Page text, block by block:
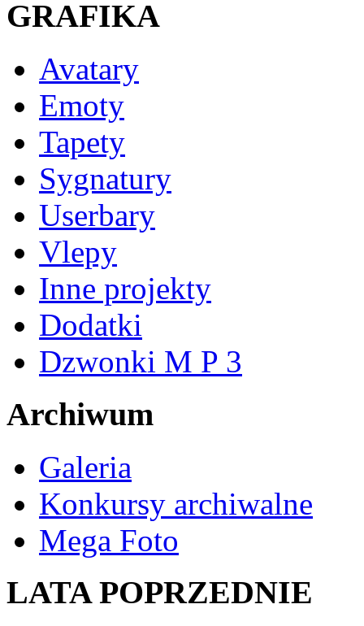
GRAFIKA
Avatary
Emoty
Tapety
Sygnatury
Userbary
Vlepy
Inne projekty
Dodatki
Dzwonki M P 3
Archiwum
Galeria
Konkursy archiwalne
Mega Foto
LATA POPRZEDNIE